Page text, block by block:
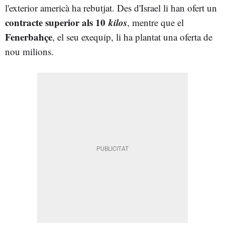
l'exterior americà ha rebutjat. Des d'Israel li han ofert un
contracte superior als 10kilos, mentre que el
Fenerbahçe, el seu exequip, li ha plantat una oferta de
nou milions.